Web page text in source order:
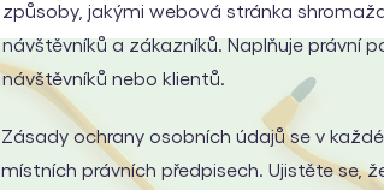
způsoby, jakými webová stránka
návštěvníků a zákazníků. Naplňuje právní
návštěvníků nebo klientů.
Zásady ochrany osobních údajů se v
místních právních předpisech. Ujistěte se,